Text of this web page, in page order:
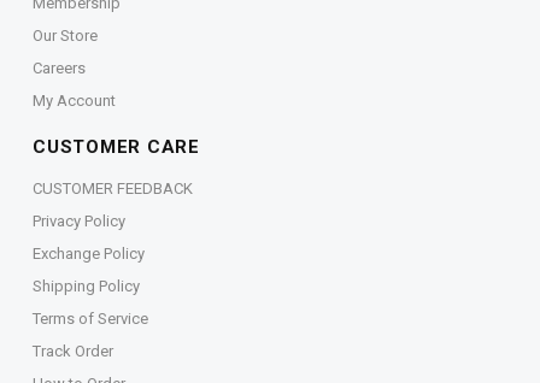
Our Store
Careers
My Account
CUSTOMER CARE
CUSTOMER FEEDBACK
Privacy Policy
Exchange Policy
Shipping Policy
Terms of Service
Track Order